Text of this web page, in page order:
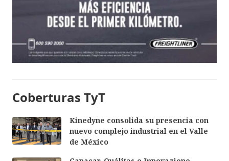
Coberturas TyT
Kinedyne consolida su presencia con
nuevo complejo industrial en el Valle
de México